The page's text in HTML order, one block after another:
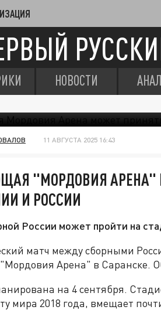
НОВОСТИ
11 АВГУСТА 2025 16:43
"МОРДОВИЯ АРЕНА"
И РОССИИ
России может пройти на
матч между сборными
Арена" в Саранске.
на 4 сентября.
мира 2018 года, вмещает